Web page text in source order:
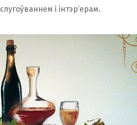
і інтэр’ерам.